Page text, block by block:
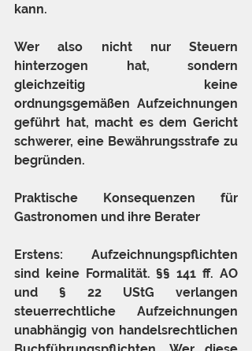
kann.
Wer also nicht nur Steuern
hinterzogen hat, sondern
gleichzeitig keine
ordnungsgemäßen Aufzeichnungen
geführt hat, macht es dem Gericht
schwerer, eine Bewährungsstrafe zu
begründen.
Praktische Konsequenzen für
Gastronomen und ihre Berater
Erstens: Aufzeichnungspflichten
sind keine Formalität. §§ 141 ff. AO
und § 22 UStG verlangen
steuerrechtliche Aufzeichnungen
unabhängig von handelsrechtlichen